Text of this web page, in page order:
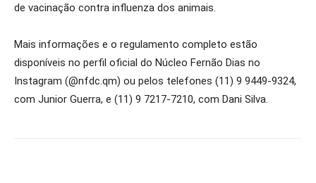
de vacinação contra influenza dos animais.
Mais informações e o regulamento completo estão
disponíveis no perfil oficial do Núcleo Fernão Dias no
Instagram (@nfdc.qm) ou pelos telefones (11) 9 9449-9324,
com Junior Guerra, e (11) 9 7217-7210, com Dani Silva.